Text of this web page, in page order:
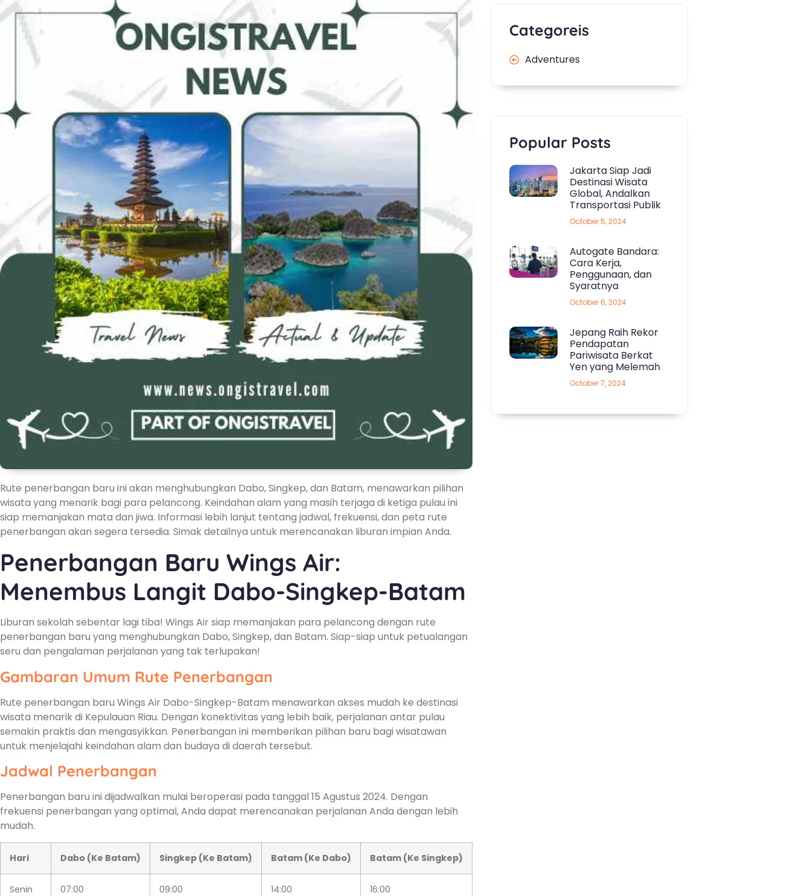
Rute penerbangan baru ini akan menghubungkan Dabo, Singkep, dan Batam, menawarkan pilihan
wisata yang menarik bagi para pelancong. Keindahan alam yang masih terjaga di ketiga pulau ini
siap memanjakan mata dan jiwa. Informasi lebih lanjut tentang jadwal, frekuensi, dan peta rute
penerbangan akan segera tersedia. Simak detailnya untuk merencanakan liburan impian Anda.
Penerbangan Baru Wings Air:
Menembus Langit Dabo-Singkep-Batam
Liburan sekolah sebentar lagi tiba! Wings Air siap memanjakan para pelancong dengan rute
penerbangan baru yang menghubungkan Dabo, Singkep, dan Batam. Siap-siap untuk petualangan
seru dan pengalaman perjalanan yang tak terlupakan!
Gambaran Umum Rute Penerbangan
Rute penerbangan baru Wings Air Dabo-Singkep-Batam menawarkan akses mudah ke destinasi
wisata menarik di Kepulauan Riau. Dengan konektivitas yang lebih baik, perjalanan antar pulau
semakin praktis dan mengasyikkan. Penerbangan ini memberikan pilihan baru bagi wisatawan
untuk menjelajahi keindahan alam dan budaya di daerah tersebut.
Jadwal Penerbangan
Penerbangan baru ini dijadwalkan mulai beroperasi pada tanggal 15 Agustus 2024. Dengan
frekuensi penerbangan yang optimal, Anda dapat merencanakan perjalanan Anda dengan lebih
mudah.
Hari Dabo (Ke Batam) Singkep (Ke Batam) Batam (Ke Dabo) Batam (Ke Singkep)
Senin 07:00 09:00 14:00 16:00
Categoreis
Adventures
Popular Posts
Jakarta Siap Jadi
Destinasi Wisata
Global, Andalkan
Transportasi Publik
October 5, 2024
Autogate Bandara:
Cara Kerja,
Penggunaan, dan
Syaratnya
October 6, 2024
Jepang Raih Rekor
Pendapatan
Pariwisata Berkat
Yen yang Melemah
October 7, 2024